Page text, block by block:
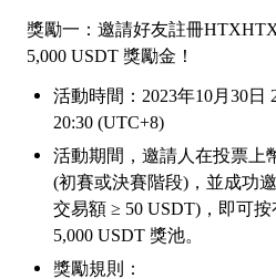
獎勵一：邀請好友註冊HTX
5,000 USDT 獎勵金！
活動時間 ： 2023年10月 30日
20:30 (UTC+8)
活動期間，邀請人在投票上
(初賽或決賽階段)，並成功
交易額 ≥ 50 USDT)，即可
5,000 USDT 獎池。
獎勵規則：